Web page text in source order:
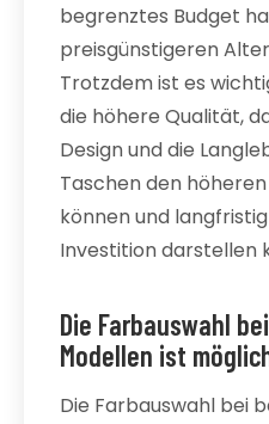
begrenztes Budget
preisgünstigeren
Trotzdem ist es
die höhere Qualität,
Design und die
Taschen den
können und
Investition darstellen
Die Farbauswahl
Modellen ist
Die Farbauswahl bei